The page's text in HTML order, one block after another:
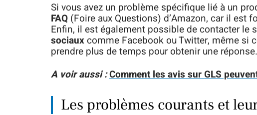
Si vous avez un problème spécifique lié à un
FAQ (Foire aux Questions) d’Amazon, car il est
Enfin, il est également possible de contacter le
sociauxcomme Facebook ou Twitter, même si
prendre plus de temps pour obtenir une réponse.
A voir aussi :Comment les avis sur GLS
Les problèmes courants et